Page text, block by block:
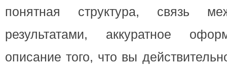
понятная структура, связь
результатами, аккуратное
описание того, что вы